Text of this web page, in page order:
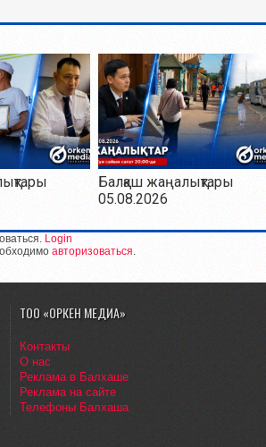
Балқаш жаңалықтары
05.08.2026
Login
авторизоваться.
ТОО «ОРКЕН МЕДИА»
Контакты
О нас
Реклама в Балхаше
Реклама на сайте
Телефоны Балхаша